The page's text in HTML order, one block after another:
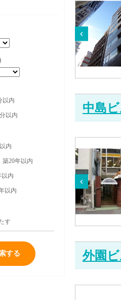
以内
以内
内
築20年以内
以内
以内
す
する
中島
外園